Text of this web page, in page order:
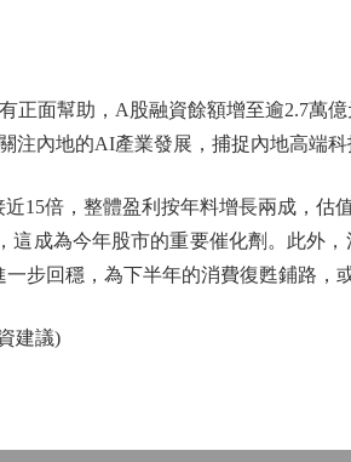
面幫助，A股融資餘額增至逾2.7萬
注內地的AI產業發展，捕捉內地高端科
倍，整體盈利按年料增長兩成，估
這成為今年股市的重要催化劑。此外
步回穩，為下半年的消費復甦鋪路，
建議)